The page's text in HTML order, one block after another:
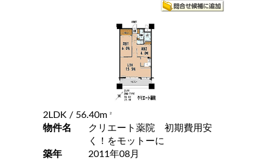
2LDK / 56.40m 2
物件名
クリエート薬院 初期費用安
く！をモットーに
築年
2011年08月